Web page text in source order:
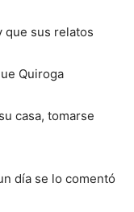
que sus relatos
Quiroga
casa, tomarse
día se lo comentó